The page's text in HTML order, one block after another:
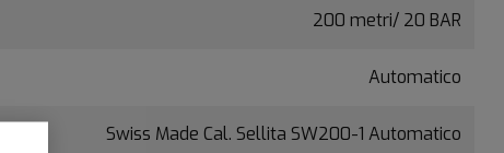
200 metri/ 20 BAR
Automatico
Swiss Made Cal. Sellita SW200-1 Automatico